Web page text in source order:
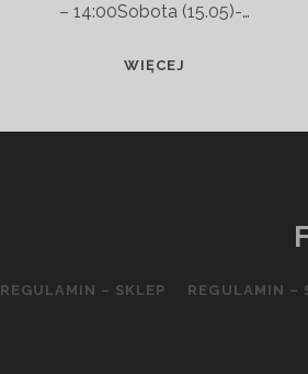
– 14:00Sobota (15.05)-…
WIĘCEJ
REGULAMIN – SKLEP REGULAMIN –